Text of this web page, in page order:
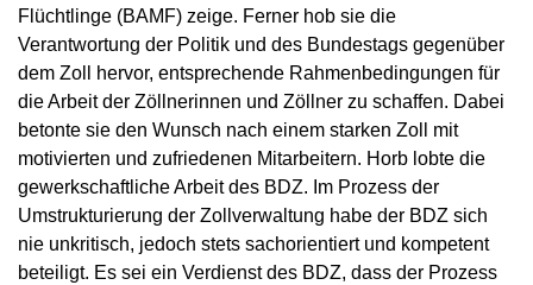
Flüchtlinge (BAMF) zeige. Ferner hob sie die
Verantwortung der Politik und des Bundestags gegenüber
dem Zoll hervor, entsprechende Rahmenbedingungen für
die Arbeit der Zöllnerinnen und Zöllner zu schaffen. Dabei
betonte sie den Wunsch nach einem starken Zoll mit
motivierten und zufriedenen Mitarbeitern. Horb lobte die
gewerkschaftliche Arbeit des BDZ. Im Prozess der
Umstrukturierung der Zollverwaltung habe der BDZ sich
nie unkritisch, jedoch stets sachorientiert und kompetent
beteiligt. Es sei ein Verdienst des BDZ, dass der Prozess